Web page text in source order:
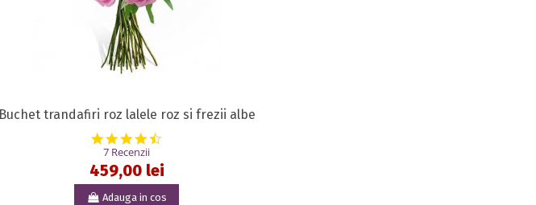
Buchet trandafiri roz lalele roz si frezii albe
7 Recenzii
459,00 lei
Adauga in cos